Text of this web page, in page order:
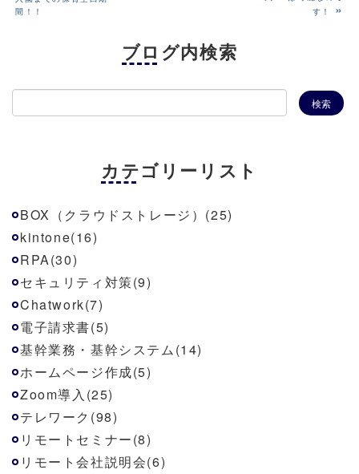
間！！
す！
»
ブログ内検索
カテゴリーリスト
BOX（クラウドストレージ）(25)
kintone(16)
RPA(30)
セキュリティ対策(9)
Chatwork(7)
電子請求書(5)
基幹業務・基幹システム(14)
ホームページ作成(5)
Zoom導入(25)
テレワーク(98)
リモートセミナー(8)
リモート会社説明会(6)